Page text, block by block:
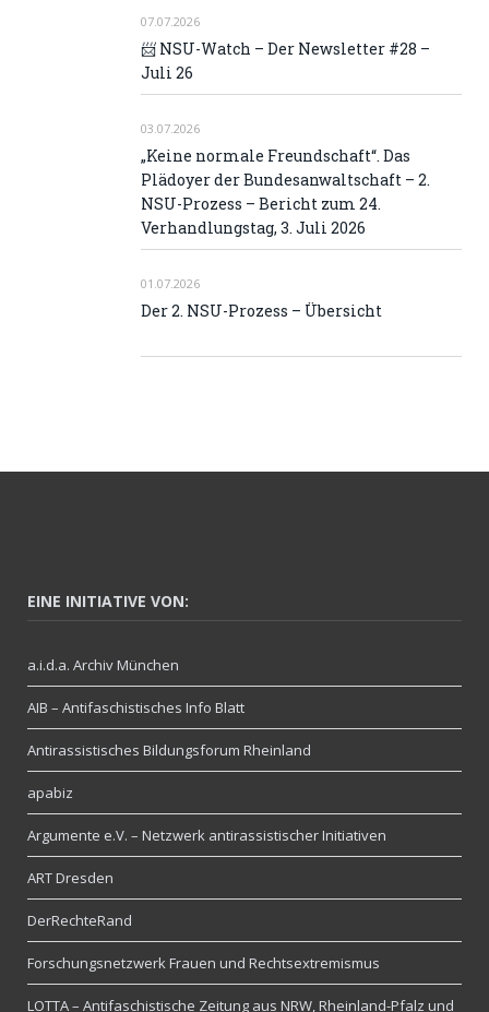
07.07.2026
📨 NSU-Watch – Der Newsletter #28 –
Juli 26
03.07.2026
„Keine normale Freundschaft“. Das
Plädoyer der Bundesanwaltschaft – 2.
NSU-Prozess – Bericht zum 24.
Verhandlungstag, 3. Juli 2026
01.07.2026
Der 2. NSU-Prozess – Übersicht
EINE INITIATIVE VON:
a.i.d.a. Archiv München
AIB – Antifaschistisches Info Blatt
Antirassistisches Bildungsforum Rheinland
apabiz
Argumente e.V. – Netzwerk antirassistischer Initiativen
ART Dresden
DerRechteRand
Forschungsnetzwerk Frauen und Rechtsextremismus
LOTTA – Antifaschistische Zeitung aus NRW, Rheinland-Pfalz und